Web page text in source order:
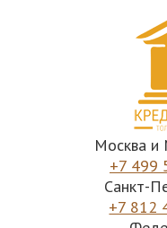
Москва и
+7 499
Санкт-
+7 812